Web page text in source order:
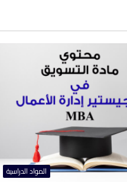
المواد الدراسية